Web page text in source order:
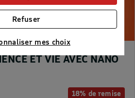
18% de remise
ET VIE AVEC NANO
: nous utilisons avec nos
pour afficher des
cookies et la liste de nos
mes choix
Refuser